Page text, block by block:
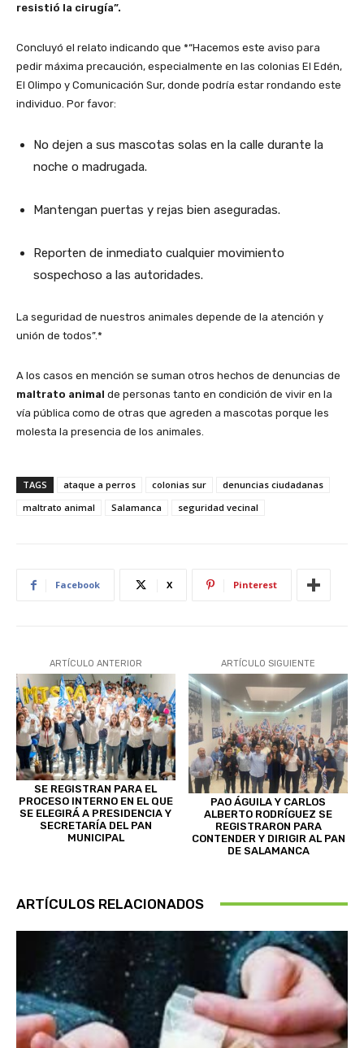
resistió la cirugía”.
Concluyó el relato indicando que *“Hacemos este aviso para
pedir máxima precaución, especialmente en las colonias El Edén,
El Olimpo y Comunicación Sur, donde podría estar rondando este
individuo. Por favor:
No dejen a sus mascotas solas en la calle durante la
noche o madrugada.
Mantengan puertas y rejas bien aseguradas.
Reporten de inmediato cualquier movimiento
sospechoso a las autoridades.
La seguridad de nuestros animales depende de la atención y
unión de todos”.*
A los casos en mención se suman otros hechos de denuncias de
maltrato animal de personas tanto en condición de vivir en la
vía pública como de otras que agreden a mascotas porque les
molesta la presencia de los animales.
TAGS ataque a perros colonias sur
denuncias ciudadanas
maltrato animal
Salamanca seguridad vecinal
Facebook X Pinterest
ARTÍCULO ANTERIOR
SE REGISTRAN PARA EL
PROCESO INTERNO EN EL QUE
SE ELEGIRÁ A PRESIDENCIA Y
SECRETARÍA DEL PAN
MUNICIPAL
ARTÍCULO SIGUIENTE
PAO ÁGUILA Y CARLOS
ALBERTO RODRÍGUEZ SE
REGISTRARON PARA
CONTENDER Y DIRIGIR AL PAN
DE SALAMANCA
ARTÍCULOS RELACIONADOS